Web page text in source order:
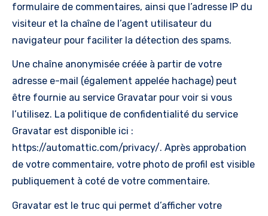
formulaire de commentaires, ainsi que l’adresse IP du
visiteur et la chaîne de l’agent utilisateur du
navigateur pour faciliter la détection des spams.
Une chaîne anonymisée créée à partir de votre
adresse e-mail (également appelée hachage) peut
être fournie au service Gravatar pour voir si vous
l’utilisez. La politique de confidentialité du service
Gravatar est disponible ici :
https://automattic.com/privacy/. Après approbation
de votre commentaire, votre photo de profil est visible
publiquement à coté de votre commentaire.
Gravatar est le truc qui permet d’afficher votre